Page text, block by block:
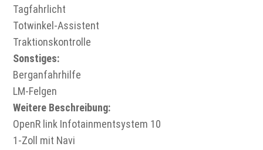
Tagfahrlicht
Totwinkel-Assistent
Traktionskontrolle
Sonstiges:
Berganfahrhilfe
LM-Felgen
Weitere Beschreibung:
OpenR link Infotainmentsystem 10
1-Zoll mit Navi